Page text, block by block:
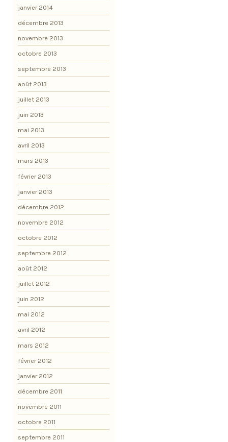
janvier 2014
décembre 2013
novembre 2013
octobre 2013
septembre 2013
août 2013
juillet 2013
juin 2013
mai 2013
avril 2013
mars 2013
février 2013
janvier 2013
décembre 2012
novembre 2012
octobre 2012
septembre 2012
août 2012
juillet 2012
juin 2012
mai 2012
avril 2012
mars 2012
février 2012
janvier 2012
décembre 2011
novembre 2011
octobre 2011
septembre 2011